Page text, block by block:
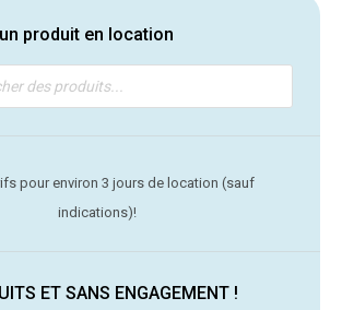
produit en location
pour environ 3 jours de location (sauf
indications)!
ET SANS ENGAGEMENT !